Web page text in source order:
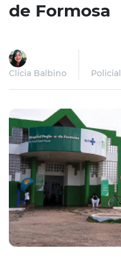
de Formosa
Clícia Balbino Policial